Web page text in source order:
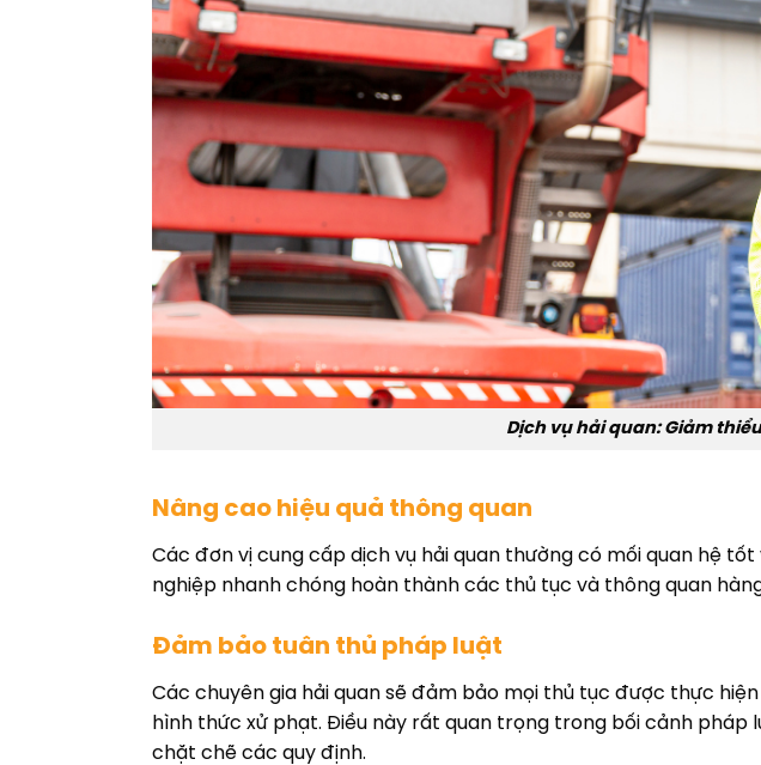
Dịch vụ hải quan: Giảm
Nâng cao hiệu quả thông quan
Các đơn vị cung cấp dịch vụ hải quan thường có mối quan hệ
nghiệp nhanh chóng hoàn thành các thủ tục và thông quan
Đảm bảo tuân thủ pháp luật
Các chuyên gia hải quan sẽ đảm bảo mọi thủ tục được thực
hình thức xử phạt. Điều này rất quan trọng trong bối cảnh pháp
chặt chẽ các quy định.